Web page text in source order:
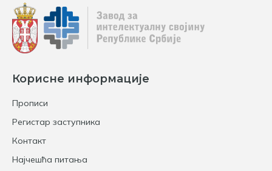
Корисне информације
Прописи
Регистар заступника
Контакт
Најчешћа питања